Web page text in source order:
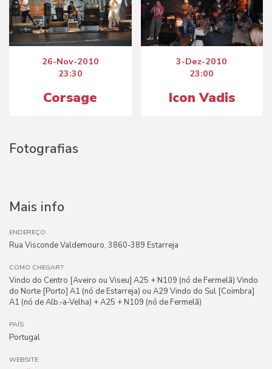
26-Nov-2010
23:30
Corsage
3-Dez-2010
23:00
Icon Vadis
Fotografias
Mais info
ENDEREÇO
Rua Visconde Valdemouro, 3860-389 Estarreja
COMO CHEGAR?
Vindo do Centro [Aveiro ou Viseu] A25 + N109 (nó de Fermelã) Vindo
do Norte [Porto] A1 (nó de Estarreja) ou A29 Vindo do Sul [Coimbra]
A1 (nó de Alb.-a-Velha) + A25 + N109 (nó de Fermelã)
PAÍS
Portugal
WEBSITE